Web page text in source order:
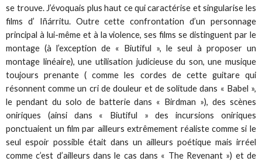
se trouve. J’évoquais plus haut ce qui caractérise et singularise les
films d’ Iñárritu. Outre cette confrontation d’un personnage
principal à lui-même et à la violence, ses films se distinguent par le
montage (à l’exception de « Biutiful », le seul à proposer un
montage linéaire), une utilisation judicieuse du son, une musique
toujours prenante ( comme les cordes de cette guitare qui
résonnent comme un cri de douleur et de solitude dans « Babel »,
le pendant du solo de batterie dans « Birdman »), des scènes
oniriques (ainsi dans « Biutiful » des incursions oniriques
ponctuaient un film par ailleurs extrêmement réaliste comme si le
seul espoir possible était dans un ailleurs poétique mais irréel
comme c’est d’ailleurs dans le cas dans « The Revenant ») et de